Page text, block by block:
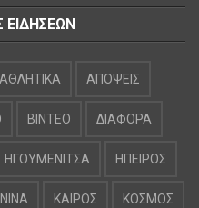
ΕΙΔΗΣΕΩΝ
ΑΘΛΗΤΙΚΑ ΑΠΟΨΕΙΣ
ΒΙΝΤΕΟ ΔΙΑΦΟΡΑ
ΗΓΟΥΜΕΝΙΤΣΑ ΗΠΕΙΡΟΣ
ΚΑΙΡΟΣ ΚΟΣΜΟΣ